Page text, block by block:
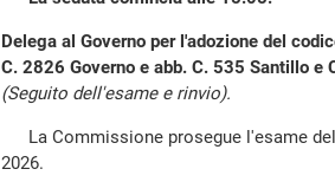
Delega al Governo per l'adozione del
C. 2826 Governo e abb. C. 535 Santillo e
(Seguito dell'esame e rinvio).
La Commissione prosegue l'esame
2026.